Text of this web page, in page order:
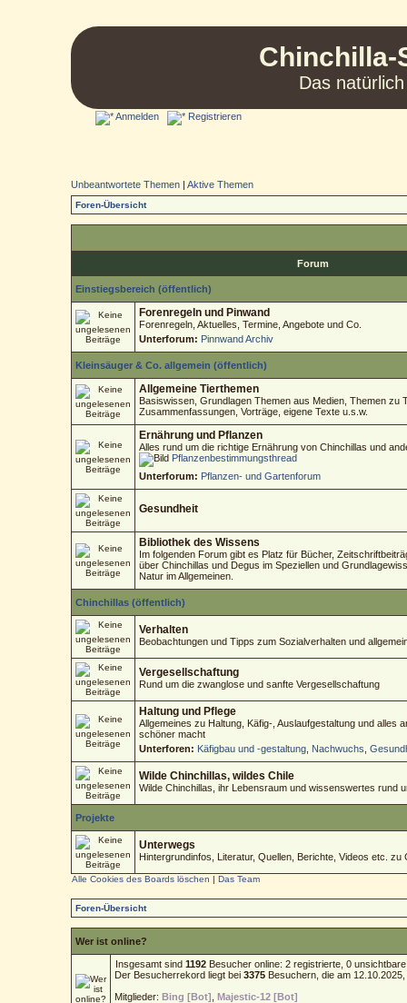
Chinchilla-
Das
Anmelden Registrieren
Unbeantwortete Themen |Aktive Themen
Foren-Übersicht
Forum
Einstiegsbereich (öffentlich)
Forenregeln und Pinwand
Forenregeln, Aktuelles, Termine, Angebote und Co.
Unterforum: Pinnwand Archiv
Kleinsäuger & Co. allgemein (öffentlich)
Allgemeine Tierthemen
Basiswissen, Grundlagen Themen aus Medien, Themen zu
Zusammenfassungen, Vorträge, eigene Texte u.s.w.
Ernährung und Pflanzen
Alles rund um die richtige Ernährung von Chinchillas und
Pflanzenbestimmungsthread
Unterforum: Pflanzen- und Gartenforum
Gesundheit
Bibliothek des Wissens
Im folgenden Forum gibt es Platz für Bücher,
über Chinchillas und Degus im Speziellen und
Natur im Allgemeinen.
Chinchillas (öffentlich)
Verhalten
Beobachtungen und Tipps zum Sozialverhalten und
Vergesellschaftung
Rund um die zwanglose und sanfte Vergesellschaftung
Haltung und Pflege
Allgemeines zu Haltung, Käfig-, Auslaufgestaltung und alles
schöner macht
Unterforen: Käfigbau und -gestaltung Nachwuchs ,
Wilde Chinchillas, wildes Chile
Wilde Chinchillas, ihr Lebensraum und wissenswertes rund
Projekte
Unterwegs
Hintergrundinfos, Literatur, Quellen, Berichte, Videos etc. zu
Alle Cookies des Boards löschen |Das Team
Foren-Übersicht
Wer ist online?
Insgesamt sind1192 Besucher online: 2 registrierte, 0
Der Besucherrekord liegt bei3375 Besuchern, die am
Mitglieder:Bing [Bot] ,Majestic-12 [Bot]